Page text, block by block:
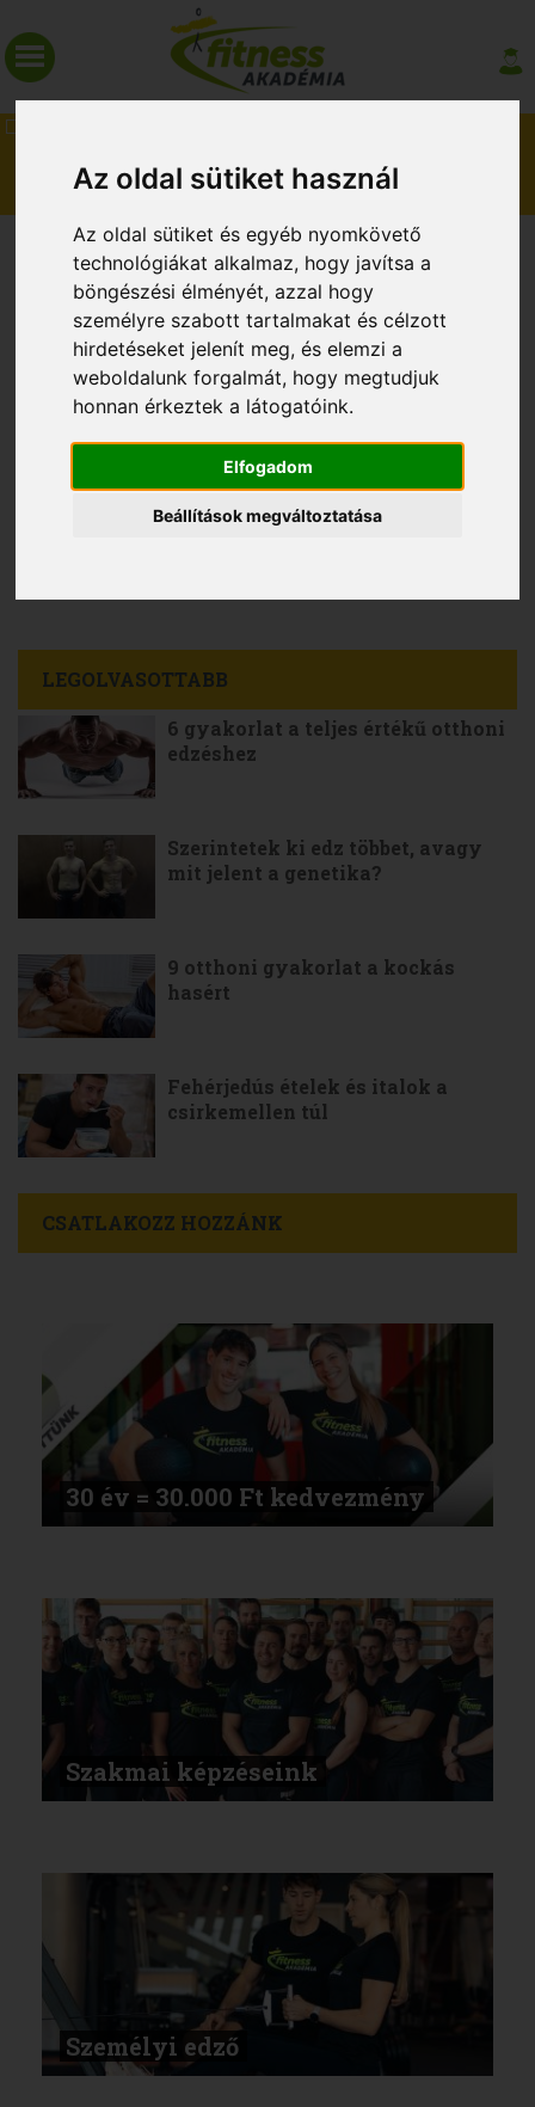
Az oldal sütiket használ
Az oldal sütiket és egyéb nyomkövető
technológiákat alkalmaz, hogy javítsa a
böngészési élményét, azzal hogy
személyre szabott tartalmakat és célzott
hirdetéseket jelenít meg, és elemzi a
weboldalunk forgalmát, hogy megtudjuk
honnan érkeztek a látogatóink.
Elfogadom
Beállítások megváltoztatása
MAGAZIN
SZAKMAI KÉPZÉSEINK
2025. február 20.
Most 30.000 Ft kedvezménnyel!
LEGOLVASOTTABB
6 gyakorlat a teljes értékű otthoni
edzéshez
Szerintetek ki edz többet, avagy
mit jelent a genetika?
9 otthoni gyakorlat a kockás
hasért
Fehérjedús ételek és italok a
csirkemellen túl
CSATLAKOZZ HOZZÁNK
30 év = 30.000 Ft kedvezmény
Szakmai képzéseink
Személyi edző